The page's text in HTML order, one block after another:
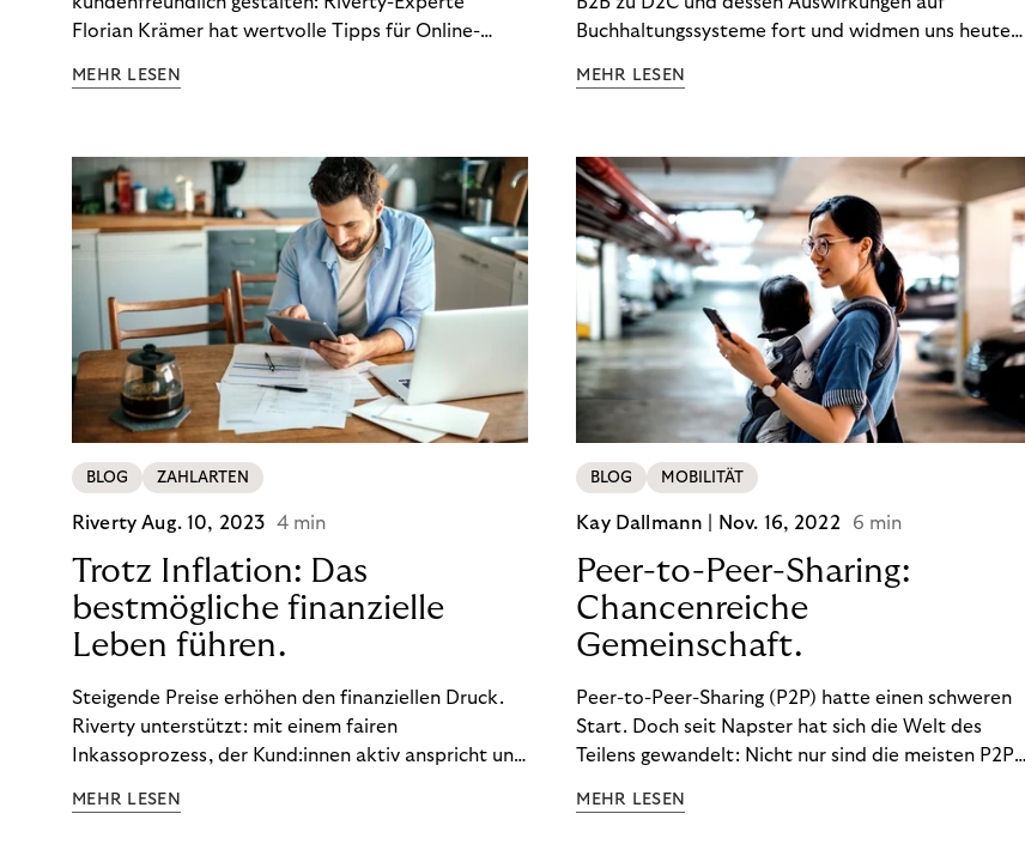
Florian Krämer hat wertvolle Tipps für Online-
möchten.
MEHR LESEN
Buchhaltungssysteme fort und widmen uns heute
im D2C-Bereich.
MEHR LESEN
BLOG ZAHLARTEN
RivertyAug. 10, 2023 4 min
Trotz Inflation: Das
bestmögliche finanzielle
Leben führen.
Steigende Preise erhöhen den finanziellen Druck.
Riverty unterstützt: mit einem fairen
Inkassoprozess, der Kund:innen aktiv anspricht und
Finanzbildung ermöglicht. So bleiben Menschen
MEHR LESEN
BLOG MOBILITÄT
Kay Dallmann | Nov. 16, 2022 6 min
Peer-to-Peer-Sharing:
Chancenreiche
Gemeinschaft.
Peer-to-Peer-Sharing (P2P) hatte einen schweren
Start. Doch seit Napster hat sich die Welt des
Teilens gewandelt: Nicht nur sind die meisten P2P-
wird, hat sich geändert. Das bietet Unternehmen
MEHR LESEN